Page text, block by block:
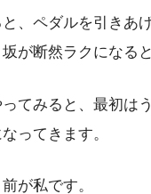
、ペダルを引きあ
が断然ラクになる
てみると、最初は
ってきます。
が私です。